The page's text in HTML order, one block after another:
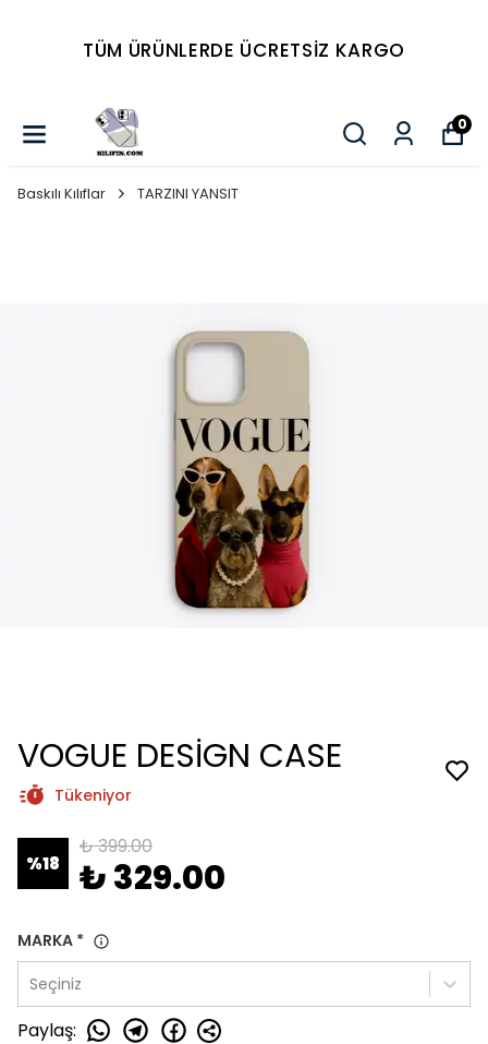
Tüm Ürünlerde 4 AL 2
ÖDE...
0
Baskılı Kılıflar TARZINI YANSIT
VOGUE DESİGN CASE
Tükeniyor
%18
₺ 399.00
₺ 329.00
MARKA *
Seçiniz
Paylaş: